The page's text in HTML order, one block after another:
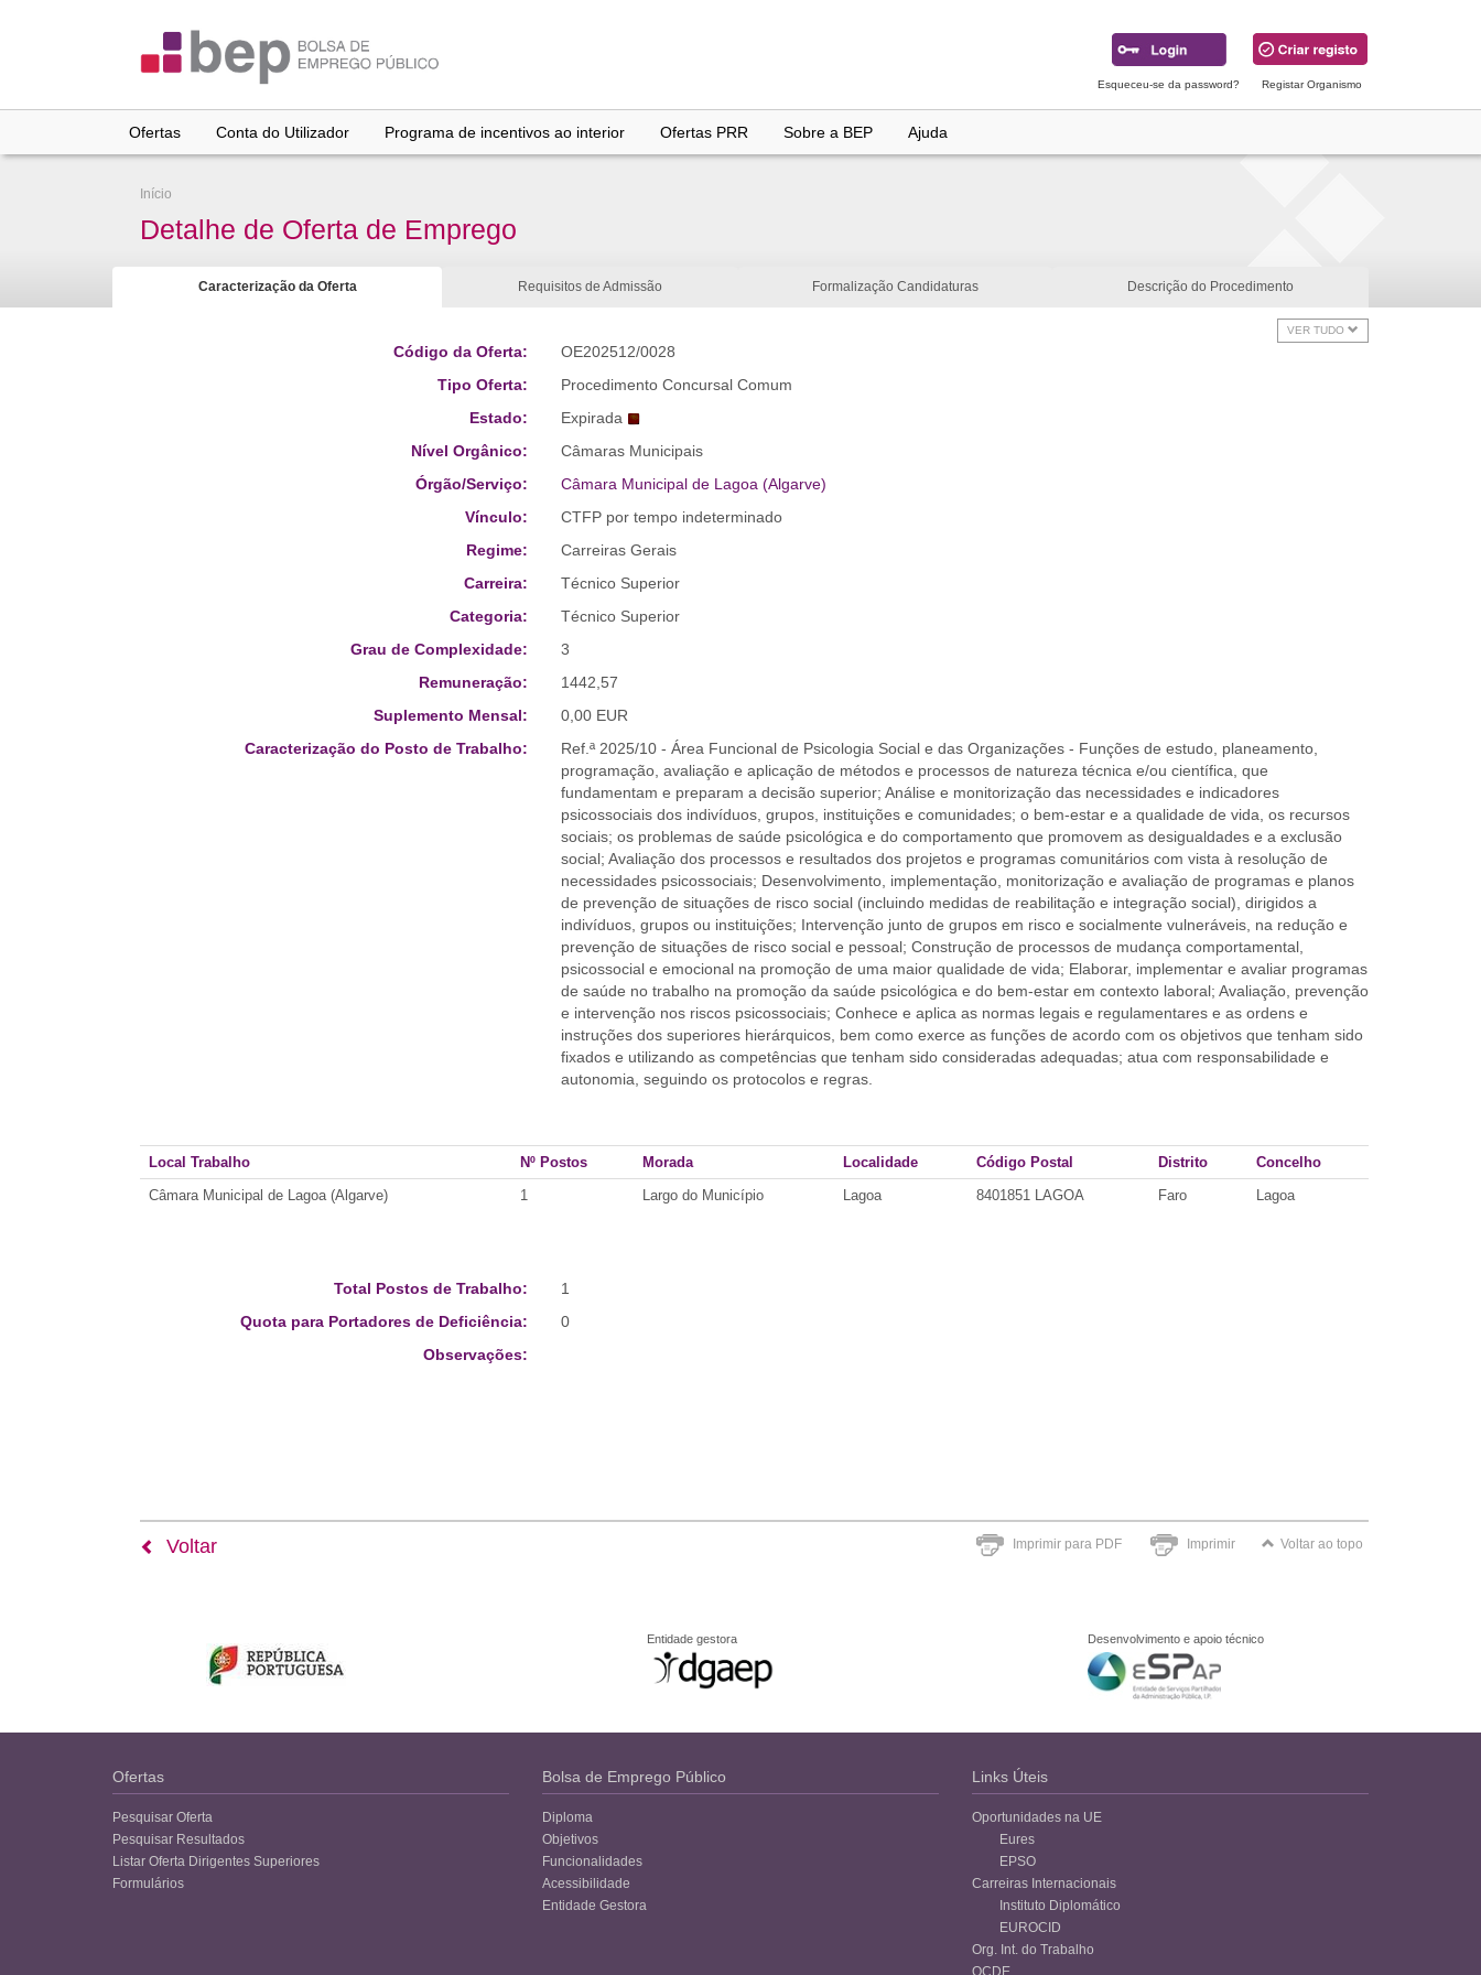
Esqueceu-se da password? Registar Organismo
Ofertas Conta do Utilizador Programa de incentivos ao interior Ofertas PRR Sobre a BEP Ajuda
Início
Detalhe de Oferta de Emprego
Caracterização da Oferta Requisitos de Admissão Formalização Candidaturas Descrição do Procedimento
VER TUDO
Código da Oferta:
OE202512/0028
Tipo Oferta:
Procedimento Concursal Comum
Estado:
Expirada
Nível Orgânico:
Câmaras Municipais
Órgão/Serviço:
Câmara Municipal de Lagoa (Algarve)
Vínculo:
CTFP por tempo indeterminado
Regime:
Carreiras Gerais
Carreira:
Técnico Superior
Categoria:
Técnico Superior
Grau de Complexidade:
3
Remuneração:
1442,57
Suplemento Mensal:
0,00 EUR
Caracterização do Posto de Trabalho:
Ref.ª 2025/10 - Área Funcional de Psicologia Social e das Organizações - Funções de estudo, planeamento,
programação, avaliação e aplicação de métodos e processos de natureza técnica e/ou científica, que
fundamentam e preparam a decisão superior; Análise e monitorização das necessidades e indicadores
psicossociais dos indivíduos, grupos, instituições e comunidades; o bem-estar e a qualidade de vida, os recursos
sociais; os problemas de saúde psicológica e do comportamento que promovem as desigualdades e a exclusão
social; Avaliação dos processos e resultados dos projetos e programas comunitários com vista à resolução de
necessidades psicossociais; Desenvolvimento, implementação, monitorização e avaliação de programas e planos
de prevenção de situações de risco social (incluindo medidas de reabilitação e integração social), dirigidos a
indivíduos, grupos ou instituições; Intervenção junto de grupos em risco e socialmente vulneráveis, na redução e
prevenção de situações de risco social e pessoal; Construção de processos de mudança comportamental,
psicossocial e emocional na promoção de uma maior qualidade de vida; Elaborar, implementar e avaliar programas
de saúde no trabalho na promoção da saúde psicológica e do bem-estar em contexto laboral; Avaliação, prevenção
e intervenção nos riscos psicossociais; Conhece e aplica as normas legais e regulamentares e as ordens e
instruções dos superiores hierárquicos, bem como exerce as funções de acordo com os objetivos que tenham sido
fixados e utilizando as competências que tenham sido consideradas adequadas; atua com responsabilidade e
autonomia, seguindo os protocolos e regras.
Local Trabalho Nº Postos Morada Localidade Código Postal Distrito
Concelho
Câmara Municipal de Lagoa (Algarve)
1 Largo do Município Lagoa 8401851 LAGOA Faro Lagoa
Total Postos de Trabalho:
1
Quota para Portadores de Deficiência:
0
Observações:
Imprimir para PDF Imprimir Voltar ao topo
Voltar
Entidade gestora Desenvolvimento e apoio técnico
Ofertas
Pesquisar Oferta
Pesquisar Resultados
Listar Oferta Dirigentes Superiores
Formulários
Bolsa de Emprego Público
Diploma
Objetivos
Funcionalidades
Acessibilidade
Entidade Gestora
Links Úteis
Oportunidades na UE
Eures
EPSO
Carreiras Internacionais
Instituto Diplomático
EUROCID
Org. Int. do Trabalho
OCDE